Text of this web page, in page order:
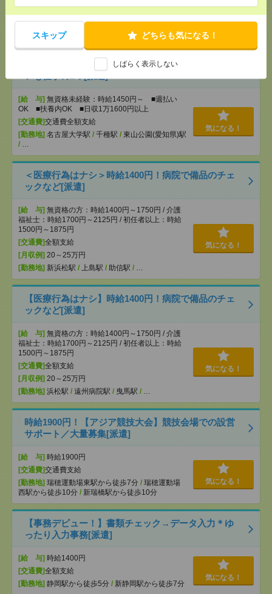
スキップ どちらも気になる！
しばらく表示しない
OK ■扶養内OK ■日収1万800円以上
交通費全額支給（ガソリン代もOK！）
[勤務地]豊橋駅 二川駅/…
気になる！
【オープニング募集】おばあちゃんのお散歩付き添
[給 与] 無資格未経験：時給1450円～ ■週払い
OK ■扶養内OK ■日収1万1600円以上
[交通費]交通費全額支給
[勤務地] 名古屋大学駅 / 千種駅 / 東山公園(愛知県)駅
/ …
気になる！
＜医療行為はナシ＞時給1400円！病院で備品のチェ
ックなど[派遣]
[給 与] 無資格の方：時給1400円～1750円 / 介護
福祉士：時給1700円～2125円 / 初任者以上：時給
1500円～1875円
[交通費]全額支給
[月収例] 20～25万円
[勤務地] 新浜松駅 / 上島駅 / 助信駅 / …
気になる！
【医療行為はナシ】時給1400円！病院で備品のチェ
ックなど[派遣]
[給 与] 無資格の方：時給1400円～1750円 / 介護
福祉士：時給1700円～2125円 / 初任者以上：時給
1500円～1875円
[交通費]全額支給
[月収例] 20～25万円
[勤務地] 浜松駅 / 遠州病院駅 / 曳馬駅 / …
気になる！
時給1900円！【アジア競技大会】競技会場での設営
サポート／大量募集[派遣]
[給 与] 時給1900円
[交通費]交通費支給
[勤務地] 瑞穂運動場東駅から徒歩7分 / 瑞穂運動場
西駅から徒歩10分 / 新瑞橋駅から徒歩10分
気になる！
【事務デビュー！】書類チェック→データ入力＊ゆ
ったり入力事務[派遣]
[給 与] 時給1400円
[交通費]全額支給
[勤務地] 静岡駅から徒歩5分 / 新静岡駅から徒歩7分
気になる！